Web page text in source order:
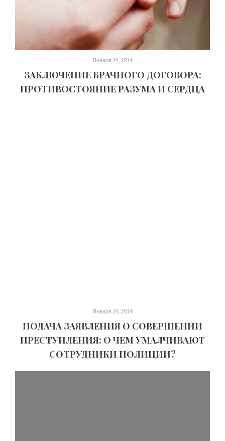
Января 24, 2019
ЗАКЛЮЧЕНИЕ БРАЧНОГО ДОГОВОРА:
ПРОТИВОСТОЯНИЕ РАЗУМА И СЕРДЦА
Января 24, 2019
ПОДАЧА ЗАЯВЛЕНИЯ О СОВЕРШЕНИИ
ПРЕСТУПЛЕНИЯ: О ЧЕМ УМАЛЧИВАЮТ
СОТРУДНИКИ ПОЛИЦИИ?